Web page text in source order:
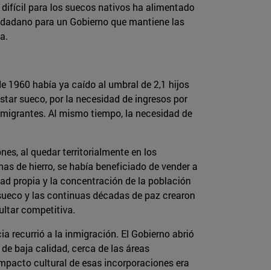
para los suecos nativos ha alimentado
para un Gobierno que mantiene las
1960 había ya caído al umbral de 2,1 hijos
sueco, por la necesidad de ingresos por
Al mismo tiempo, la necesidad de
al quedar territorialmente en los
de hierro, se había beneficiado de vender a
propia y la concentración de la población
y las continuas décadas de paz crearon
competitiva.
recurrió a la inmigración. El Gobierno abrió
baja calidad, cerca de las áreas
cultural de esas incorporaciones era